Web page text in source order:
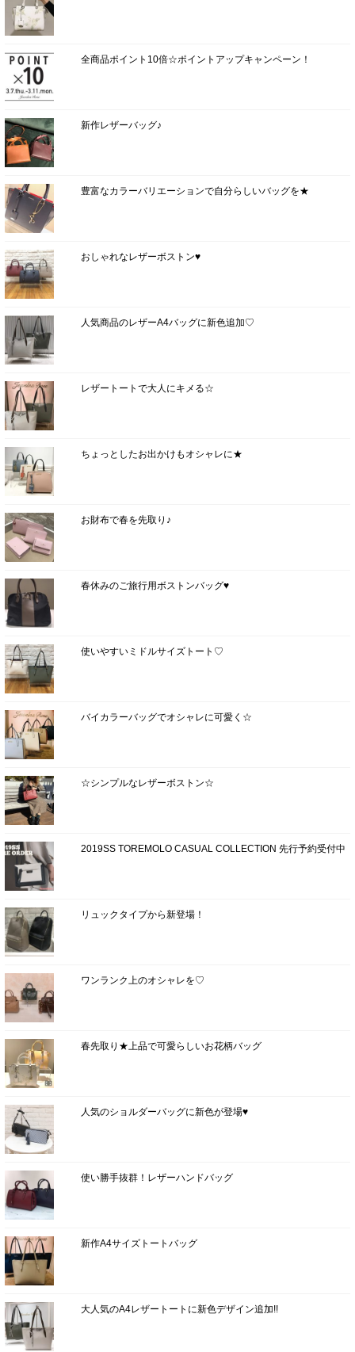
全商品ポイント10倍☆ポイントアップキャンペーン！
新作レザーバッグ♪
豊富なカラーバリエーションで自分らしいバッグを★
おしゃれなレザーボストン♥
人気商品のレザーA4バッグに新色追加♡
レザートートで大人にキメる☆
ちょっとしたお出かけもオシャレに★
お財布で春を先取り♪
春休みのご旅行用ボストンバッグ♥
使いやすいミドルサイズトート♡
バイカラーバッグでオシャレに可愛く☆
☆シンプルなレザーボストン☆
2019SS TOREMOLO CASUAL COLLECTION 先行予約受付中
リュックタイプから新登場！
ワンランク上のオシャレを♡
春先取り★上品で可愛らしいお花柄バッグ
人気のショルダーバッグに新色が登場♥
使い勝手抜群！レザーハンドバッグ
新作A4サイズトートバッグ
大人気のA4レザートートに新色デザイン追加!!